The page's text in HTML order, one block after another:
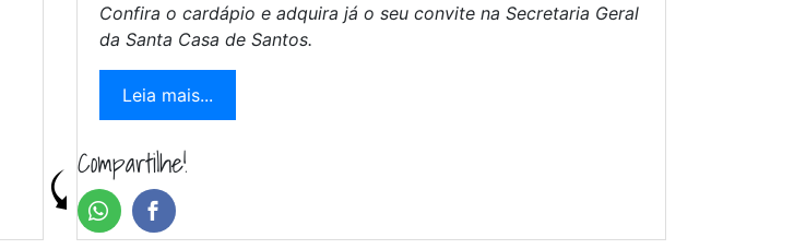
Confira o cardápio e adquira já o seu convite na Secretaria Geral
da Santa Casa de Santos.
Leia mais...
Compartilhe!